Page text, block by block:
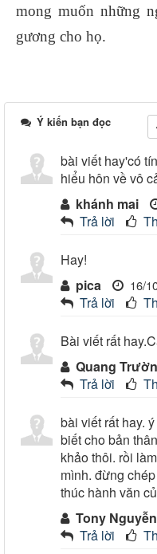
mong muốn những
gương cho họ.
Ý kiến bạn đọc
bài viết hay'có
hiểu hôn về vô
khánh mai
Trả lời
Hay!
pica
16/
Trả lời
Bài viết rất
Quang
Trả lời
bài viết rất hay.
biết cho bản
khảo thôi. rồi
mình. đừng
thúc hành văn
Tony Nguyễn
Trả lời